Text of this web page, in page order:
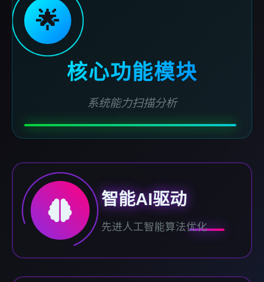
🌟
核心功能模块
系统能力扫描分析
智能AI驱动
先进人工智能算法优化